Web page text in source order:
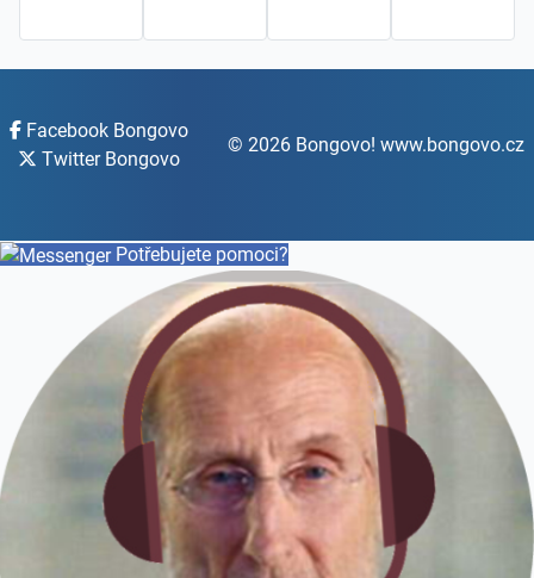
Facebook Bongovo
Twitter Bongovo
© 2026 Bongovo! www.bongovo.cz
Potřebujete pomoci?